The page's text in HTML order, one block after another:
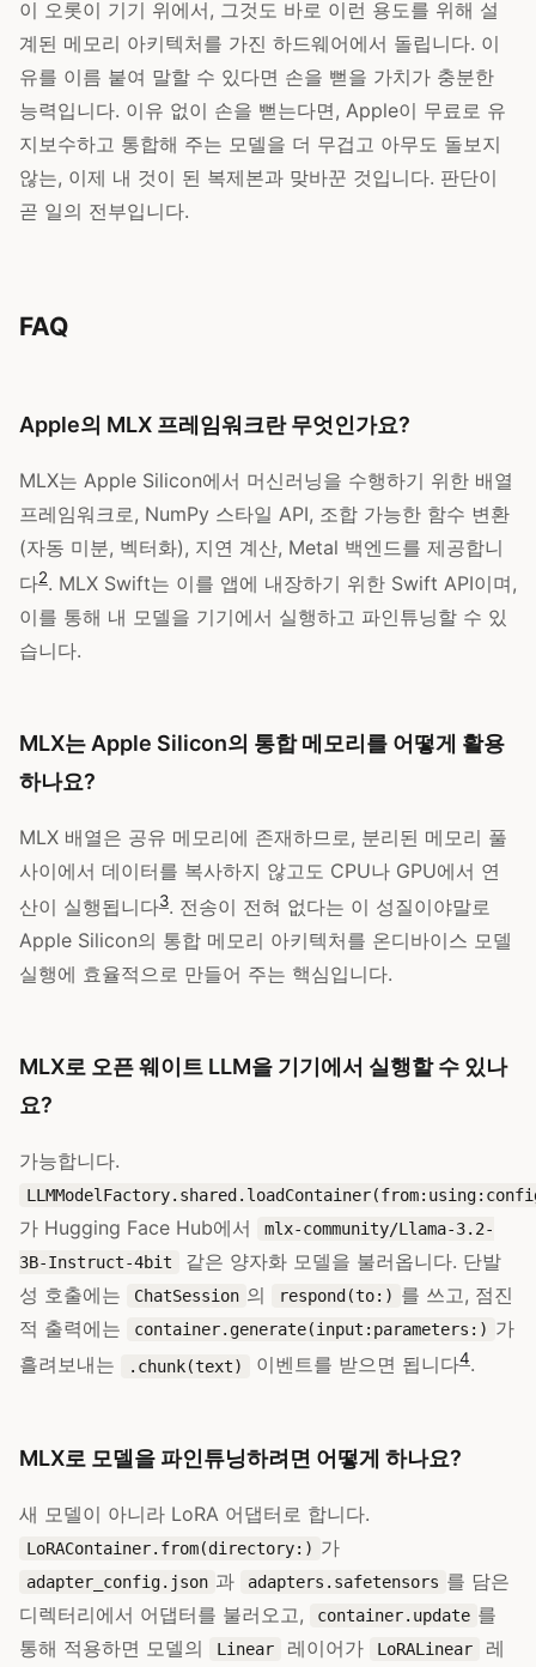
이 오롯이 기기 위에서, 그것도 바로 이런 용도를 위해 설
계된 메모리 아키텍처를 가진 하드웨어에서 돌립니다. 이
유를 이름 붙여 말할 수 있다면 손을 뻗을 가치가 충분한
능력입니다. 이유 없이 손을 뻗는다면, Apple이 무료로 유
지보수하고 통합해 주는 모델을 더 무겁고 아무도 돌보지
않는, 이제 내 것이 된 복제본과 맞바꾼 것입니다. 판단이
곧 일의 전부입니다.
FAQ
Apple의 MLX 프레임워크란 무엇인가요?
MLX는 Apple Silicon에서 머신러닝을 수행하기 위한 배열
프레임워크로, NumPy 스타일 API, 조합 가능한 함수 변환
(자동 미분, 벡터화), 지연 계산, Metal 백엔드를 제공합니
다2. MLX Swift는 이를 앱에 내장하기 위한 Swift API이며,
이를 통해 내 모델을 기기에서 실행하고 파인튜닝할 수 있
습니다.
MLX는 Apple Silicon의 통합 메모리를 어떻게 활용
하나요?
MLX 배열은 공유 메모리에 존재하므로, 분리된 메모리 풀
사이에서 데이터를 복사하지 않고도 CPU나 GPU에서 연
산이 실행됩니다3. 전송이 전혀 없다는 이 성질이야말로
Apple Silicon의 통합 메모리 아키텍처를 온디바이스 모델
실행에 효율적으로 만들어 주는 핵심입니다.
MLX로 오픈 웨이트 LLM을 기기에서 실행할 수 있나
요?
가능합니다.
가 Hugging Face Hub에서
mlx-community/Llama-3.2-
3B-Instruct-4bit
같은 양자화 모델을 불러옵니다. 단발
성 호출에는
ChatSession 의 respond(to:) 를 쓰고, 점진
적 출력에는
container.generate(input:parameters:) 가
흘려보내는
.chunk(text) 이벤트를 받으면 됩니다4.
MLX로 모델을 파인튜닝하려면 어떻게 하나요?
새 모델이 아니라 LoRA 어댑터로 합니다.
LoRAContainer.from(directory:) 가
adapter_config.json 과 adapters.safetensors 를 담은
디렉터리에서 어댑터를 불러오고,
container.update 를
통해 적용하면 모델의
Linear 레이어가 LoRALinear
레